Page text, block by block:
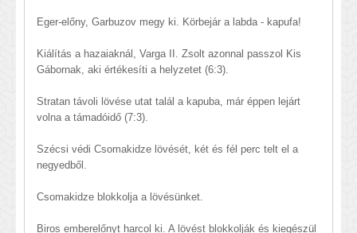
Eger-előny, Garbuzov megy ki. Körbejár a labda - kapufa!
Kiálítás a hazaiaknál, Varga II. Zsolt azonnal passzol Kis
Gábornak, aki értékesíti a helyzetet (6:3).
Stratan távoli lövése utat talál a kapuba, már éppen lejárt
volna a támadóidő (7:3).
Szécsi védi Csomakidze lövését, két és fél perc telt el a
negyedből.
Csomakidze blokkolja a lövésünket.
Biros emberelőnyt harcol ki. A lövést blokkolják és kiegészül